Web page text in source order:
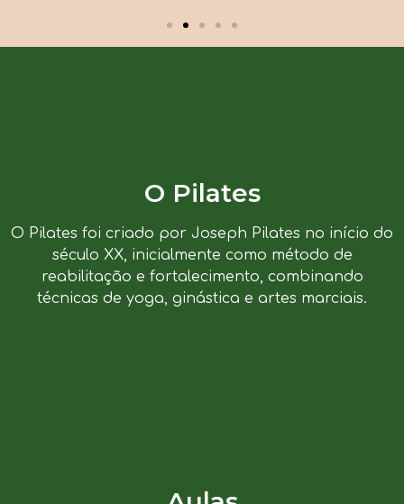
O Pilates
O Pilates foi criado por Joseph Pilates no início do
século XX, inicialmente como método de
reabilitação e fortalecimento, combinando
técnicas de yoga, ginástica e artes marciais.